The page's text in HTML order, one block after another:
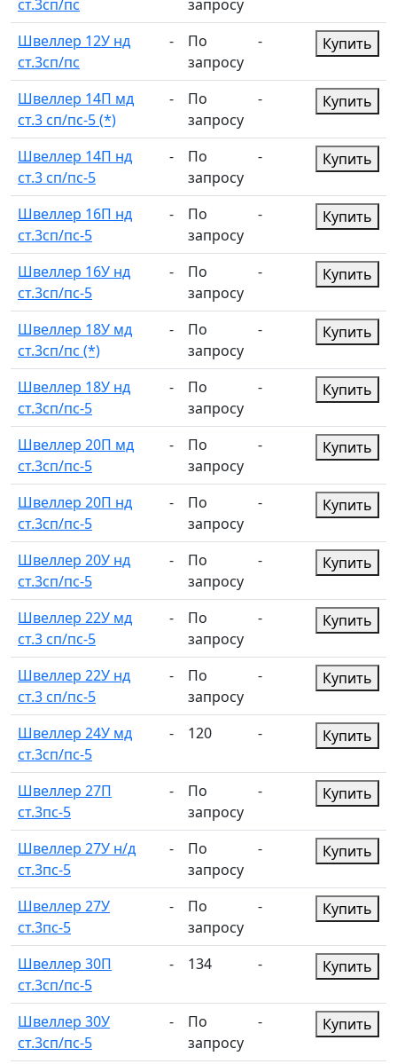
ст.3сп/пс
запросу
Швеллер 12У нд
ст.3сп/пс
-
По
запросу
- Купить
Швеллер 14П мд
ст.3 сп/пс-5 (*)
-
По
запросу
- Купить
Швеллер 14П нд
ст.3 сп/пс-5
-
По
запросу
- Купить
Швеллер 16П нд
ст.3сп/пс-5
-
По
запросу
- Купить
Швеллер 16У нд
ст.3сп/пс-5
-
По
запросу
- Купить
Швеллер 18У мд
ст.3сп/пс (*)
-
По
запросу
- Купить
Швеллер 18У нд
ст.3сп/пс-5
-
По
запросу
- Купить
Швеллер 20П мд
ст.3сп/пс-5
-
По
запросу
- Купить
Швеллер 20П нд
ст.3сп/пс-5
-
По
запросу
- Купить
Швеллер 20У нд
ст.3сп/пс-5
-
По
запросу
- Купить
Швеллер 22У мд
ст.3 сп/пс-5
-
По
запросу
- Купить
Швеллер 22У нд
ст.3 сп/пс-5
-
По
запросу
- Купить
Швеллер 24У мд
ст.3сп/пс-5
- 120 - Купить
Швеллер 27П
ст.3пс-5
-
По
запросу
- Купить
Швеллер 27У н/д
ст.3пс-5
-
По
запросу
- Купить
Швеллер 27У
ст.3пс-5
-
По
запросу
- Купить
Швеллер 30П
ст.3сп/пс-5
- 134 - Купить
Швеллер 30У
ст.3сп/пс-5
-
По
запросу
- Купить